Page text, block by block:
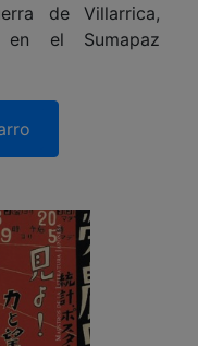
de Villarrica,
el Sumapaz